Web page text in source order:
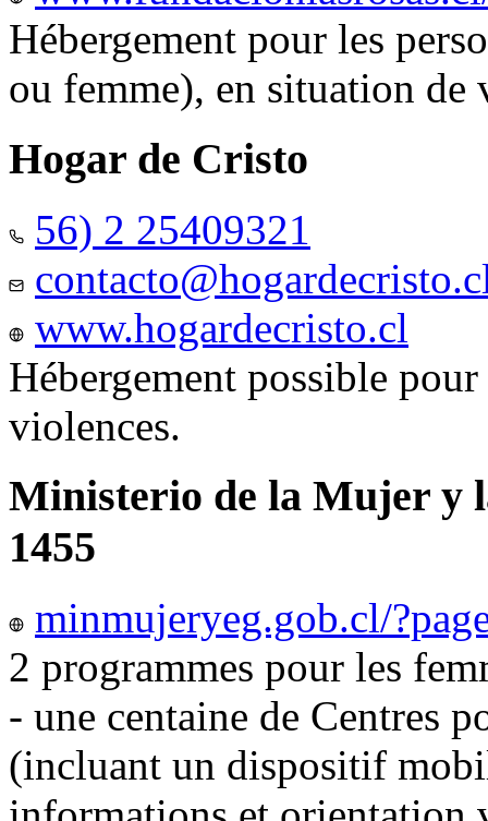
Hébergement pour les
ou femme), en situation
Hogar de Cristo
56) 2 25409321
www.hogardecristo.cl
Hébergement possible
violences.
Ministerio de la Mujer y
1455
minmujeryeg.gob.cl/
2 programmes pour les
- une centaine de Centres
(incluant un dispositif